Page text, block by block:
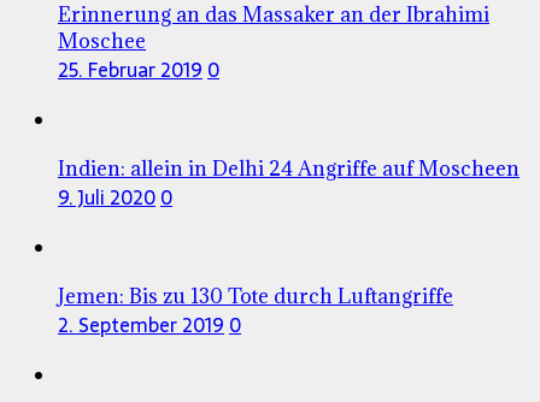
Erinnerung an das Massaker an der Ibrahimi
Moschee
25. Februar 20190
Indien: allein in Delhi 24 Angriffe auf Moscheen
9. Juli 20200
Jemen: Bis zu 130 Tote durch Luftangriffe
2. September 20190